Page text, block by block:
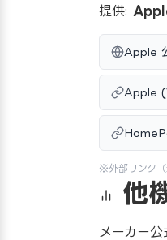
提供:
Apple
Apple
※外部リンク（
他
メーカー